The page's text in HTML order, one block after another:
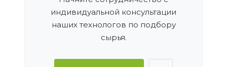
индивидуальной консультации
наших технологов по подбору
сырья.